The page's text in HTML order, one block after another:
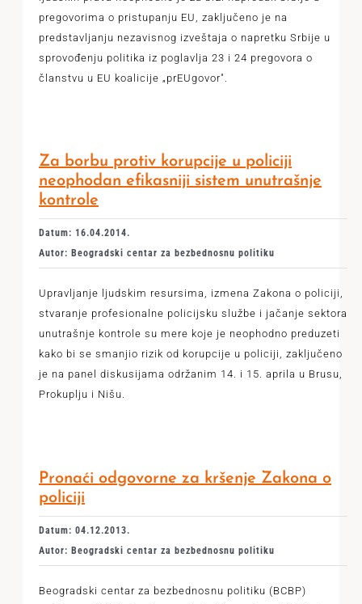
pregovorima o pristupanju EU, zaključeno je na
predstavljanju nezavisnog izveštaja o napretku Srbije u
sprovođenju politika iz poglavlja 23 i 24 pregovora o
članstvu u EU koalicije „prEUgovor".
Za borbu protiv korupcije u policiji
neophodan efikasniji sistem unutrašnje
kontrole
Datum: 16.04.2014.
Autor: Beogradski centar za bezbednosnu politiku
Upravljanje ljudskim resursima, izmena Zakona o policiji,
stvaranje profesionalne policijsku službe i jačanje sektora
unutrašnje kontrole su mere koje je neophodno preduzeti
kako bi se smanjio rizik od korupcije u policiji, zaključeno
je na panel diskusijama održanim 14. i 15. aprila u Brusu,
Prokuplju i Nišu.
Pronaći odgovorne za kršenje Zakona o
policiji
Datum: 04.12.2013.
Autor: Beogradski centar za bezbednosnu politiku
Beogradski centar za bezbednosnu politiku (BCBP)